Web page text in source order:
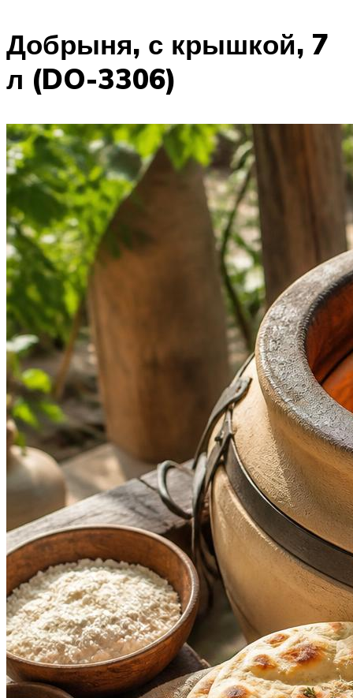
Добрыня, с крышкой, 7
л (DO-3306)